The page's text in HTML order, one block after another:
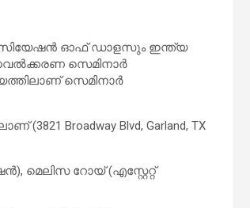
ഓഫ് ഡാളസും ഇന്ത്യ
സെമിനാർ
സെമിനാർ
(3821 Broadway Blvd, Garland, TX
മെലിസ റോയ് (എസ്റ്റേറ്റ്